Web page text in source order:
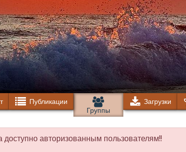
Публикации
Группы
Загрузки
авторизованным пользователям!!